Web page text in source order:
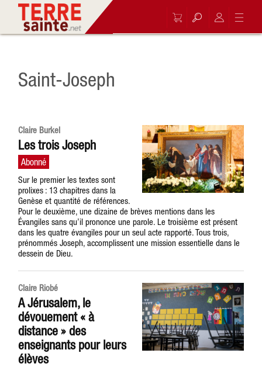
Saint-Joseph
Claire Burkel
Les trois Joseph
Sur le premier les textes sont
prolixes : 13 chapitres dans la
Genèse et quantité de références.
Pour le deuxième, une dizaine de brèves mentions dans les
Évangiles sans qu’il prononce une parole. Le troisième est présent
dans les quatre évangiles pour un seul acte rapporté. Tous trois,
prénommés Joseph, accomplissent une mission essentielle dans le
dessein de Dieu.
Claire Riobé
A Jérusalem, le
dévouement « à
distance » des
enseignants pour leurs
élèves